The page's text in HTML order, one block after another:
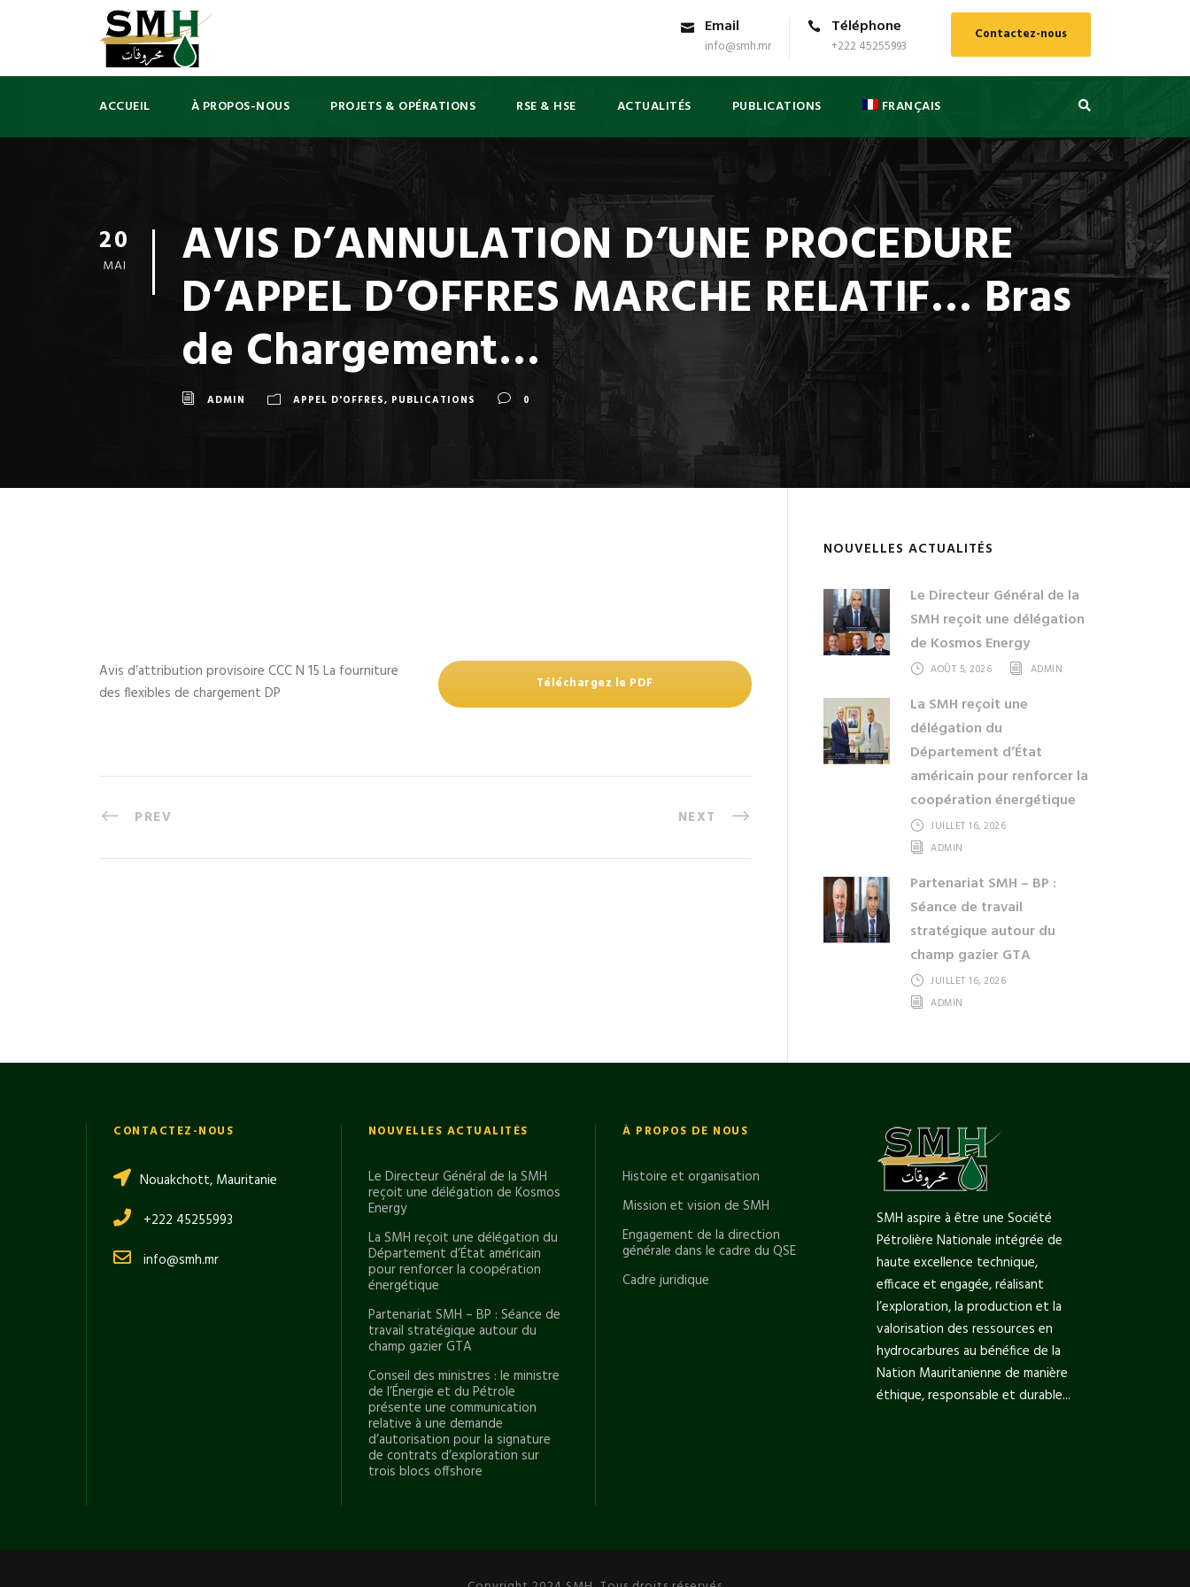
Email
info@smh.mr
Téléphone
+222 45255993
Contactez-nous
ACCUEIL À PROPOS-NOUS PROJETS & OPÉRATIONS RSE & HSE ACTUALITÉS PUBLICATIONS FRANÇAIS
20
MAI AVIS D’ANNULATION D’UNE PROCEDURE
D’APPEL D’OFFRES MARCHE RELATIF… Bras
de Chargement…
ADMIN APPEL D'OFFRES, PUBLICATIONS 0
Avis d’attribution provisoire CCC N 15 La fourniture
des flexibles de chargement DP
Téléchargez le PDF
PREV NEXT
NOUVELLES ACTUALITÉS
Le Directeur Général de la
SMH reçoit une délégation
de Kosmos Energy
AOÛT 5, 2026 ADMIN
La SMH reçoit une
délégation du
Département d’État
américain pour renforcer la
coopération énergétique
JUILLET 16, 2026
ADMIN
Partenariat SMH – BP :
Séance de travail
stratégique autour du
champ gazier GTA
JUILLET 16, 2026
ADMIN
SMH aspire à être une Société
Pétrolière Nationale intégrée de
haute excellence technique,
efficace et engagée, réalisant
l’exploration, la production et la
valorisation des ressources en
hydrocarbures au bénéfice de la
Nation Mauritanienne de manière
éthique, responsable et durable...
À PROPOS DE NOUS
Histoire et organisation
Mission et vision de SMH
Engagement de la direction
générale dans le cadre du QSE
Cadre juridique
NOUVELLES ACTUALITÉS
Le Directeur Général de la SMH
reçoit une délégation de Kosmos
Energy
La SMH reçoit une délégation du
Département d’État américain
pour renforcer la coopération
énergétique
Partenariat SMH – BP : Séance de
travail stratégique autour du
champ gazier GTA
Conseil des ministres : le ministre
de l’Énergie et du Pétrole
présente une communication
relative à une demande
d’autorisation pour la signature
de contrats d’exploration sur
trois blocs offshore
CONTACTEZ-NOUS
Nouakchott, Mauritanie
+222 45255993
info@smh.mr